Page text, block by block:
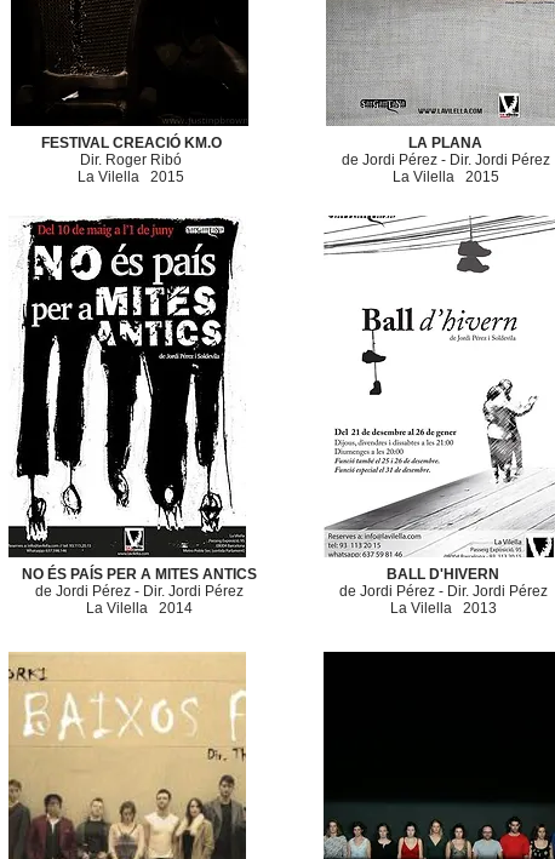
FESTIVAL CREACIÓ KM.O
Dir. Roger Ribó
​La Vilella 2015
LA PLANA
de Jordi Pérez - Dir. Jordi Pérez
​​La Vilella 2015
NO ÉS PAÍS PER A MITES ANTICS
de Jordi Pérez - Dir. Jordi Pérez
La Vilella
2014
BALL D'HIVERN
de Jordi Pérez - Dir. Jordi Pérez
​La Vilella
2013